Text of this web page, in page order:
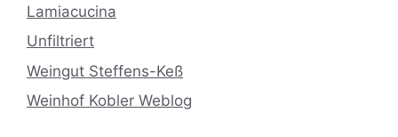
Lamiacucina
Unfiltriert
Weingut Steffens-Keß
Weinhof Kobler Weblog